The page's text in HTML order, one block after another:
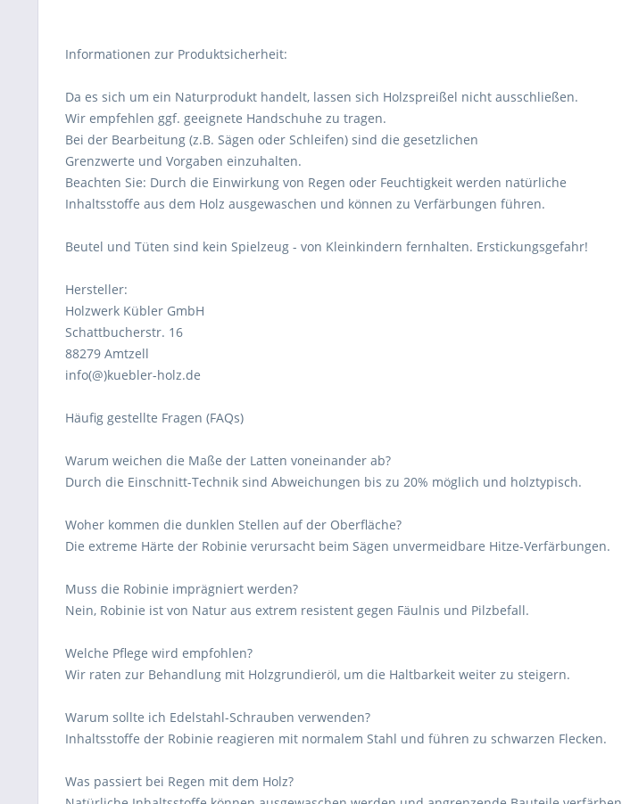
Informationen zur Produktsicherheit:
Da es sich um ein Naturprodukt handelt, lassen sich Holzspreißel nicht ausschließen.
Wir empfehlen ggf. geeignete Handschuhe zu tragen.
Bei der Bearbeitung (z.B. Sägen oder Schleifen) sind die gesetzlichen
Grenzwerte und Vorgaben einzuhalten.
Beachten Sie: Durch die Einwirkung von Regen oder Feuchtigkeit werden natürliche
Inhaltsstoffe aus dem Holz ausgewaschen und können zu Verfärbungen führen.
Beutel und Tüten sind kein Spielzeug - von Kleinkindern fernhalten. Erstickungsgefahr!
Hersteller:
Holzwerk Kübler GmbH
Schattbucherstr. 16
88279 Amtzell
info(@)kuebler-holz.de
Häufig gestellte Fragen (FAQs)
Warum weichen die Maße der Latten voneinander ab?
Durch die Einschnitt-Technik sind Abweichungen bis zu 20% möglich und holztypisch.
Woher kommen die dunklen Stellen auf der Oberfläche?
Die extreme Härte der Robinie verursacht beim Sägen unvermeidbare Hitze-Verfärbungen.
Muss die Robinie imprägniert werden?
Nein, Robinie ist von Natur aus extrem resistent gegen Fäulnis und Pilzbefall.
Welche Pflege wird empfohlen?
Wir raten zur Behandlung mit Holzgrundieröl, um die Haltbarkeit weiter zu steigern.
Warum sollte ich Edelstahl-Schrauben verwenden?
Inhaltsstoffe der Robinie reagieren mit normalem Stahl und führen zu schwarzen Flecken.
Was passiert bei Regen mit dem Holz?